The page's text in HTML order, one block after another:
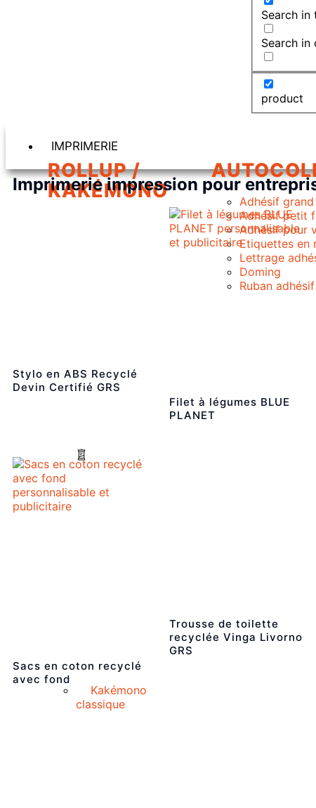
Search in
Search in
product
IMPRIMERIE
ROLLUP /
KAKÉMONO
Kakémono
classique
Adhésif
Adhésif petit
Adhésif pour
Etiquettes en
Lettrage
Doming
Ruban adhésif
Imprimerie impression pour
Stylo en ABS Recyclé
Devin Certifié GRS
Filet à légumes BLUE
PLANET
Sacs en coton recyclé
avec fond
Trousse de toilette
recyclée Vinga Livorno
GRS